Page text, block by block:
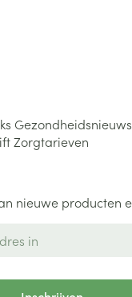
Gezondheidsnieuws
Zorgtarieven
nieuwe producten